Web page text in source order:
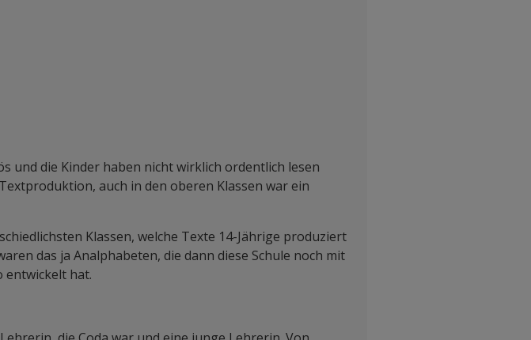
und die Kinder haben nicht wirklich ordentlich lesen
auch in den oberen Klassen war ein
Klassen, welche Texte 14-Jährige produziert
das ja Analphabeten, die dann diese Schule noch mit
entwickelt hat.